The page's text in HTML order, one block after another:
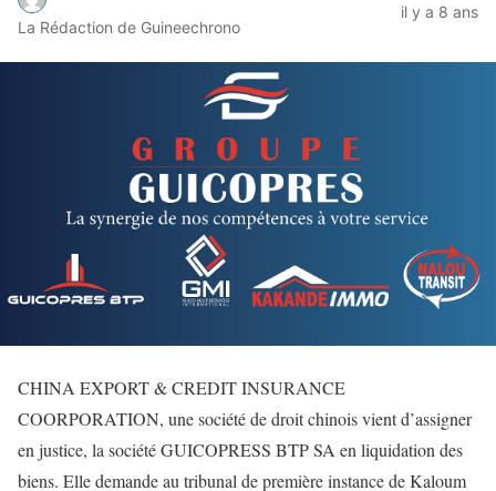
La Rédaction de Guineechrono
il y a 8 ans
CHINA EXPORT & CREDIT INSURANCE
COORPORATION, une société de droit chinois vient d’assigner
en justice, la société GUICOPRESS BTP SA en liquidation des
biens. Elle demande au tribunal de première instance de Kaloum